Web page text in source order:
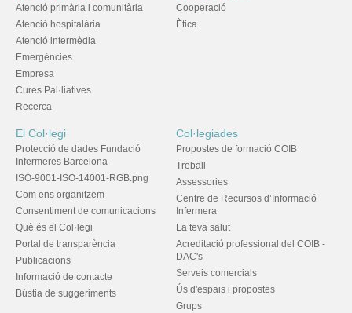
Atenció primària i comunitària
Atenció hospitalària
Atenció intermèdia
Emergències
Empresa
Cures Pal·liatives
Recerca
Cooperació
Ètica
El Col·legi
Protecció de dades Fundació
Infermeres Barcelona
ISO-9001-ISO-14001-RGB.png
Com ens organitzem
Consentiment de comunicacions
Què és el Col·legi
Portal de transparència
Publicacions
Informació de contacte
Bústia de suggeriments
Col·legiades
Propostes de formació COIB
Treball
Assessories
Centre de Recursos d’Informació
Infermera
La teva salut
Acreditació professional del COIB -
DAC's
Serveis comercials
Ús d'espais i propostes
Grups